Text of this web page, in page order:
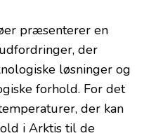
præsenterer en
der
løsninger og
forhold. For det
der kan
i Arktis til de